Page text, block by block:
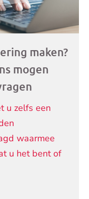
maken?
mogen
u zelfs een
waarmee
u het bent of